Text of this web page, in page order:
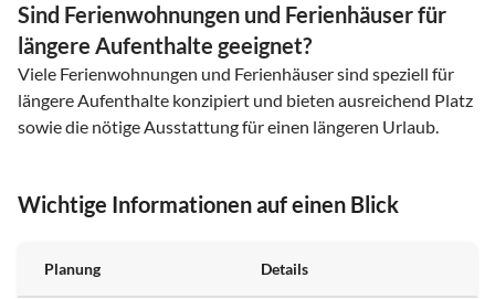
Sind Ferienwohnungen und Ferienhäuser für
längere Aufenthalte geeignet?
Viele Ferienwohnungen und Ferienhäuser sind speziell für
längere Aufenthalte konzipiert und bieten ausreichend Platz
sowie die nötige Ausstattung für einen längeren Urlaub.
Wichtige Informationen auf einen Blick
Planung Details